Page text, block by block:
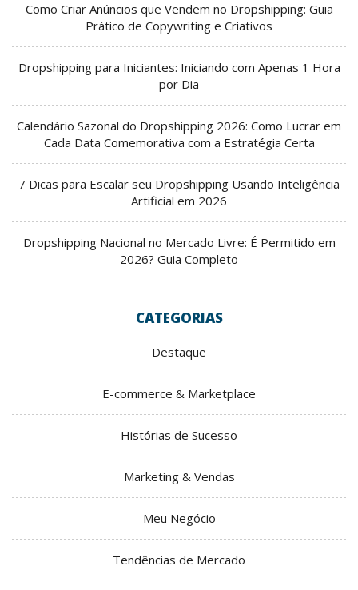
Como Criar Anúncios que Vendem no Dropshipping: Guia
Prático de Copywriting e Criativos
Dropshipping para Iniciantes: Iniciando com Apenas 1 Hora
por Dia
Calendário Sazonal do Dropshipping 2026: Como Lucrar em
Cada Data Comemorativa com a Estratégia Certa
7 Dicas para Escalar seu Dropshipping Usando Inteligência
Artificial em 2026
Dropshipping Nacional no Mercado Livre: É Permitido em
2026? Guia Completo
CATEGORIAS
Destaque
E-commerce & Marketplace
Histórias de Sucesso
Marketing & Vendas
Meu Negócio
Tendências de Mercado